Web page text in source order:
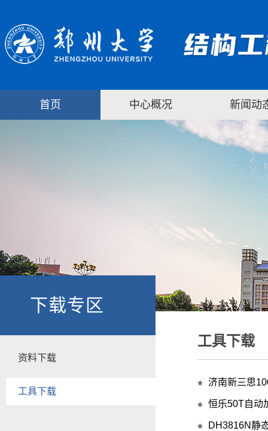
首页 中心概况 新闻动
下载专区
资料下载
工具下载
工具下载
济南新三思
恒乐50T自动
DH3816N静